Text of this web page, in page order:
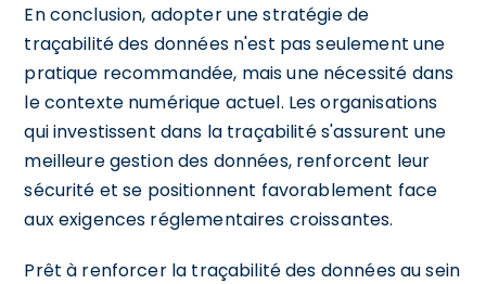
En conclusion, adopter une stratégie de
traçabilité des données n'est pas seulement une
pratique recommandée, mais une nécessité dans
le contexte numérique actuel. Les organisations
qui investissent dans la traçabilité s'assurent une
meilleure gestion des données, renforcent leur
sécurité et se positionnent favorablement face
aux exigences réglementaires croissantes.
Prêt à renforcer la traçabilité des données au sein